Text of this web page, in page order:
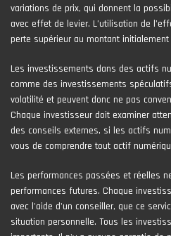
variations de prix, qui donnent la
avec effet de levier. L’utilisation de
perte supérieur au montant initialement
Les investissements dans des actifs
comme des investissements
volatilité et peuvent donc ne pas
Chaque investisseur doit examiner
des conseils externes, si les actifs
vous de comprendre tout actif
Les performances passées et réelles
performances futures. Chaque
avec l'aide d'un conseiller, que ce
situation personnelle. Tous les